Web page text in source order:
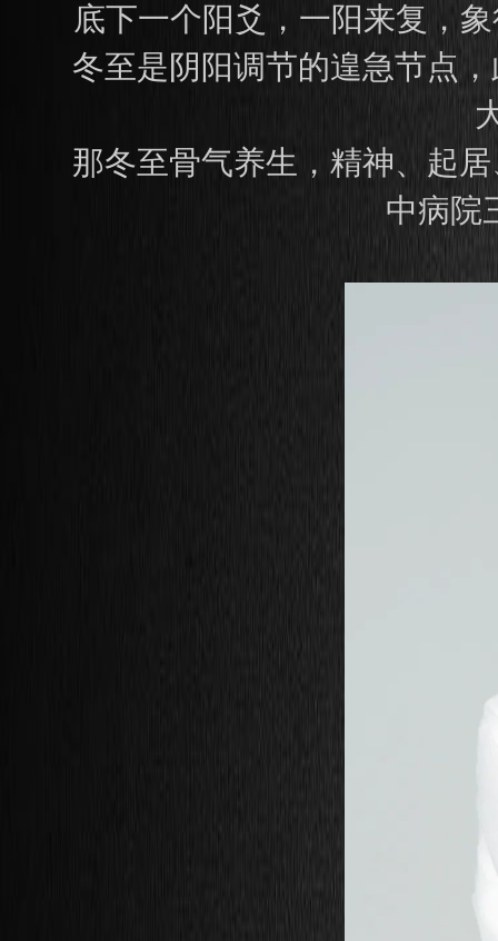
底下一个阳爻，一阳来复，
冬至是阴阳调节的遑急节点
那冬至骨气养生，精神、起
中病院